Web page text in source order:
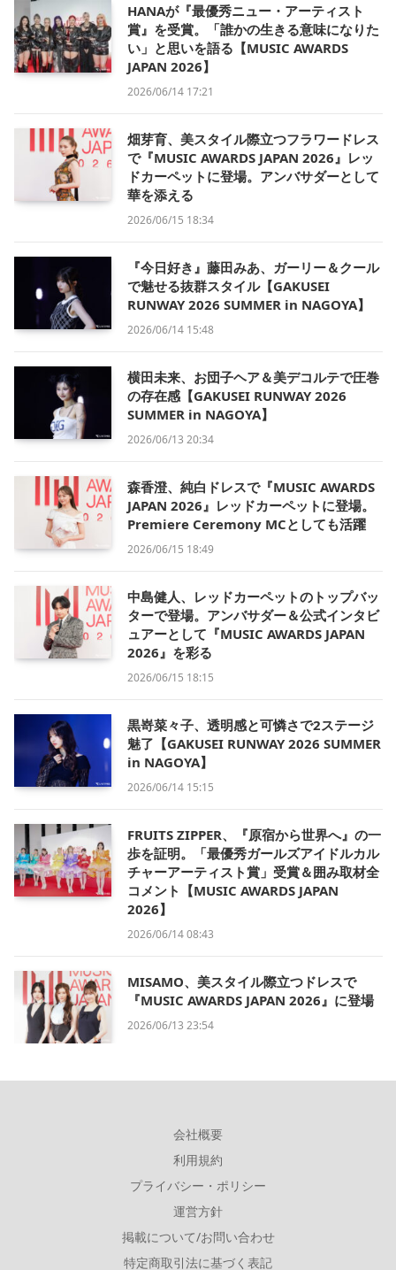
HANAが『最優秀ニュー・アーティスト
賞』を受賞。「誰かの生きる意味になりた
い」と思いを語る【MUSIC AWARDS
JAPAN 2026】
2026/06/14 17:21
畑芽育、美スタイル際立つフラワードレス
で『MUSIC AWARDS JAPAN 2026』レッ
ドカーペットに登場。アンバサダーとして
華を添える
2026/06/15 18:34
『今日好き』藤田みあ、ガーリー＆クール
で魅せる抜群スタイル【GAKUSEI
RUNWAY 2026 SUMMER in NAGOYA】
2026/06/14 15:48
横田未来、お団子ヘア＆美デコルテで圧巻
の存在感【GAKUSEI RUNWAY 2026
SUMMER in NAGOYA】
2026/06/13 20:34
森香澄、純白ドレスで『MUSIC AWARDS
JAPAN 2026』レッドカーペットに登場。
Premiere Ceremony MCとしても活躍
2026/06/15 18:49
中島健人、レッドカーペットのトップバッ
ターで登場。アンバサダー＆公式インタビ
ュアーとして『MUSIC AWARDS JAPAN
2026』を彩る
2026/06/15 18:15
黒嵜菜々子、透明感と可憐さで2ステージ
魅了【GAKUSEI RUNWAY 2026 SUMMER
in NAGOYA】
2026/06/14 15:15
FRUITS ZIPPER、『原宿から世界へ』の一
歩を証明。「最優秀ガールズアイドルカル
チャーアーティスト賞」受賞＆囲み取材全
コメント【MUSIC AWARDS JAPAN
2026】
2026/06/14 08:43
MISAMO、美スタイル際立つドレスで
『MUSIC AWARDS JAPAN 2026』に登場
2026/06/13 23:54
会社概要
利用規約
プライバシー・ポリシー
運営方針
掲載について/お問い合わせ
特定商取引法に基づく表記